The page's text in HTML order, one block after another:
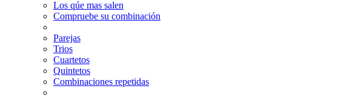
Los qúe mas salen
Compruebe su combinación
Parejas
Trios
Cuartetos
Quintetos
Combinaciones repetidas